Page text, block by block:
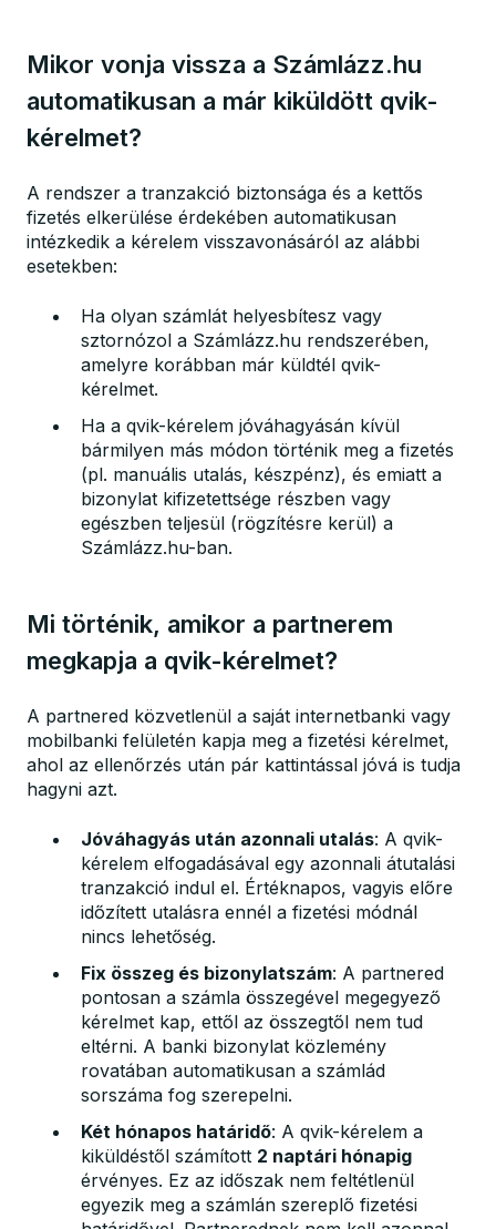
Mikor vonja vissza a Számlázz.hu
automatikusan a már kiküldött qvik-
kérelmet?
A rendszer a tranzakció biztonsága és a kettős
fizetés elkerülése érdekében automatikusan
intézkedik a kérelem visszavonásáról az alábbi
esetekben:
Ha olyan számlát helyesbítesz vagy
sztornózol a Számlázz.hu rendszerében,
amelyre korábban már küldtél qvik-
kérelmet.
Ha a qvik-kérelem jóváhagyásán kívül
bármilyen más módon történik meg a fizetés
(pl. manuális utalás, készpénz), és emiatt a
bizonylat kifizetettsége részben vagy
egészben teljesül (rögzítésre kerül) a
Számlázz.hu-ban.
Mi történik, amikor a partnerem
megkapja a qvik-kérelmet?
A partnered közvetlenül a saját internetbanki vagy
mobilbanki felületén kapja meg a fizetési kérelmet,
ahol az ellenőrzés után pár kattintással jóvá is tudja
hagyni azt.
Jóváhagyás után azonnali utalás: A qvik-
kérelem elfogadásával egy azonnali átutalási
tranzakció indul el. Értéknapos, vagyis előre
időzített utalásra ennél a fizetési módnál
nincs lehetőség.
Fix összeg és bizonylatszám: A partnered
pontosan a számla összegével megegyező
kérelmet kap, ettől az összegtől nem tud
eltérni. A banki bizonylat közlemény
rovatában automatikusan a számlád
sorszáma fog szerepelni.
Két hónapos határidő: A qvik-kérelem a
kiküldéstől számított 2 naptári hónapig
érvényes. Ez az időszak nem feltétlenül
egyezik meg a számlán szereplő fizetési